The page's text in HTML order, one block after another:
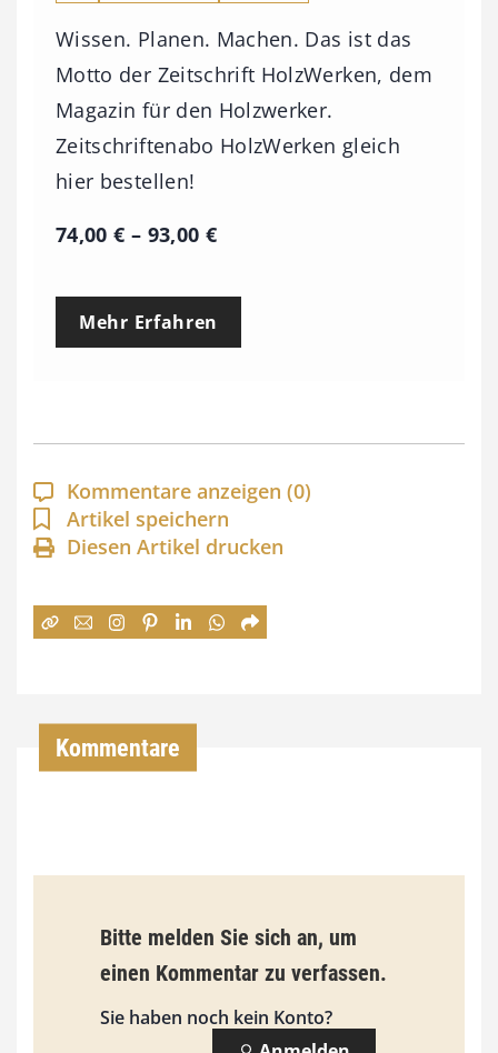
Wissen. Planen. Machen. Das ist das
Motto der Zeitschrift HolzWerken, dem
Magazin für den Holzwerker.
Zeitschriftenabo HolzWerken gleich
hier bestellen!
74,00€ – 93,00 €P
e
p
a
n
n
:
€
i
s
9
Mehr Erfahren
Kommentare anzeigen (0)
Artikel speichern
Diesen Artikel drucken
Kommentare
Bitte melden Sie sich an, um
einen Kommentar zu verfassen.
Sie haben noch kein Konto?